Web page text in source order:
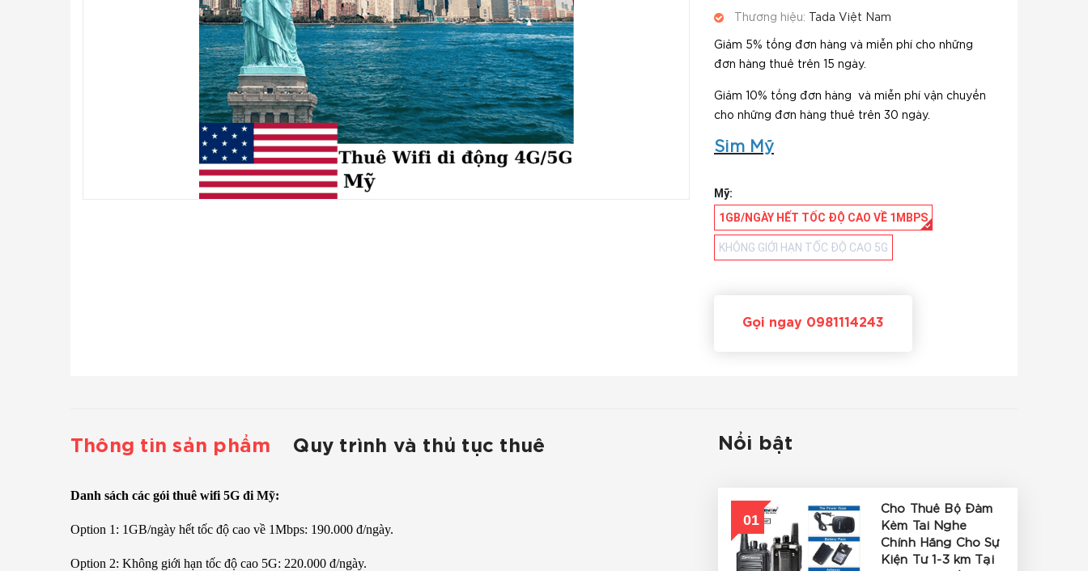
Thương hiệu: Tada Việt Nam
Giảm 5% tổng đơn hàng và miễn phí cho những
đơn hàng thuê trên 15 ngày.
Giảm 10% tổng đơn hàng và miễn phí vận chuyển
cho những đơn hàng thuê trên 30 ngày.
Sim Mỹ
Mỹ:
1GB/NGÀY HẾT TỐC ĐỘ CAO VỀ 1MBPS
KHÔNG GIỚI HẠN TỐC ĐỘ CAO 5G
Gọi ngay 0981114243
Thông tin sản phẩm Quy trình và thủ tục thuê
Danh sách các gói thuê wifi 5G đi Mỹ:
Option 1: 1GB/ngày hết tốc độ cao về 1Mbps: 190.000 đ/ngày.
Option 2: Không giới hạn tốc độ cao 5G: 220.000 đ/ngày.
Nổi bật
01
Cho Thuê Bộ Đàm
Kèm Tai Nghe
Chính Hãng Cho Sự
Kiện Từ 1-3 km Tại